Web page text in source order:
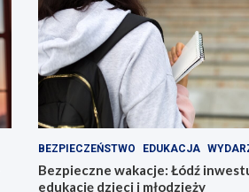
BEZPIECZEŃSTWO EDUKACJA
Bezpieczne wakacje: Łódź
edukację dzieci i młodzieży